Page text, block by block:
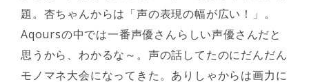
題。杏ちゃんからは「声の表現の幅が広い！」。
Aqoursの中では一番声優さんらしい声優さんだと
思うから、わかるな～。声の話してたのにだんだん
モノマネ大会になってきた。ありしゃからは画力に